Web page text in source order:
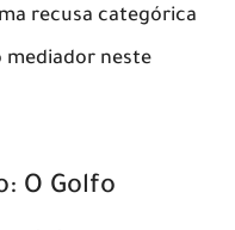
recusa categórica
mediador neste
O Golfo